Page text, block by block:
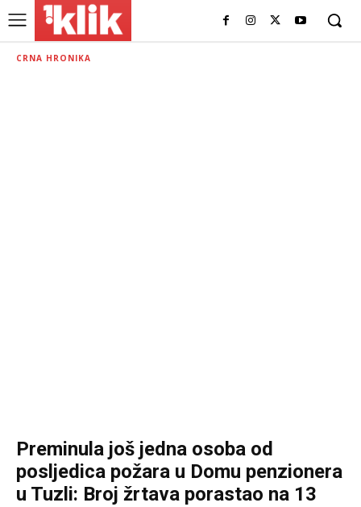
CRNA HRONIKA
Preminula još jedna osoba od
posljedica požara u Domu penzionera
u Tuzli: Broj žrtava porastao na 13